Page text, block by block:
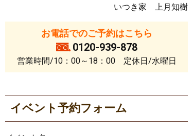
いつき家 上月知樹
お電話でのご予約はこちら
0120-939-878
営業時間/10：00～18：00 定休日/水曜日
イベント予約フォーム